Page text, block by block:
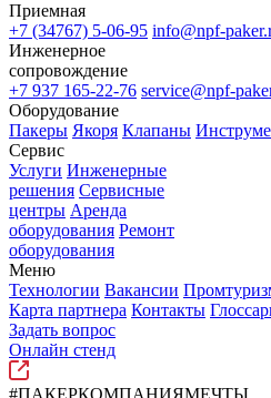
Приемная
+7 (34767) 5-06-95 info@npf-
Инженерное
сопровождение
+7 937 165-22-76 service@npf-
Оборудование
Пакеры Якоря Клапаны
Сервис
Услуги Инженерные
решения Сервисные
центры Аренда
оборудования Ремонт
оборудования
Меню
Технологии Вакансии
Карта партнера Контакты
Задать вопрос
Онлайн стенд